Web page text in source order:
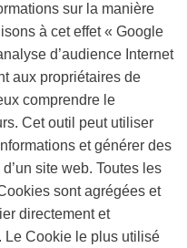
sur la manière
à cet effet « Google
d’audience Internet
aux propriétaires de
comprendre le
Cet outil peut utiliser
et générer des
site web. Toutes les
sont agrégées et
directement et
Le Cookie le plus utilisé